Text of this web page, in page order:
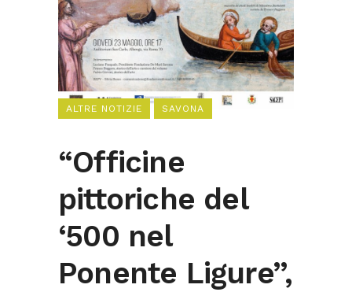
ALTRE NOTIZIE SAVONA
“Officine
pittoriche del
‘500 nel
Ponente Ligure”,